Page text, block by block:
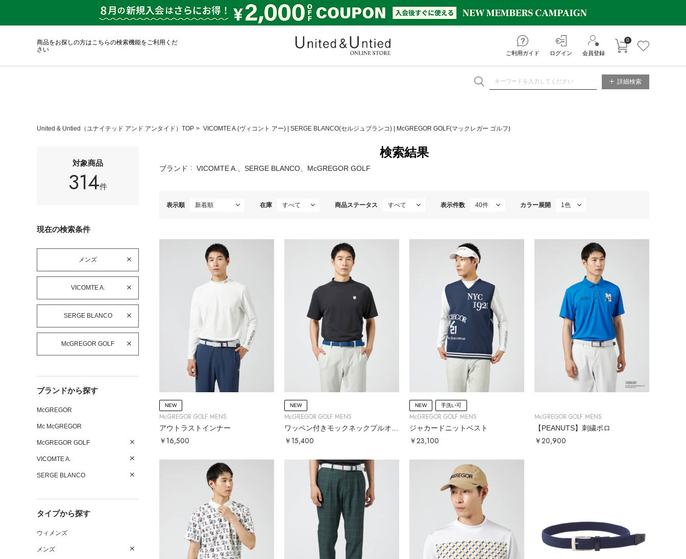
商品をお探しの方はこちらの検索機能をご利用くだ
さい
ご利用ガイド ログイン 会員登録
カートに入れる
0
詳細検索
United & Untied（ユナイテッド アンド アンタイド）TOP VICOMTE A.(ヴィコント アー) SERGE BLANCO(セルジュブランコ) McGREGOR GOLF(マックレガー ゴルフ)
対象商品
314件
現在の検索条件
メンズ
VICOMTE A.
SERGE BLANCO
McGREGOR GOLF
ブランドから探す
McGREGOR
Mc McGREGOR
McGREGOR GOLF
VICOMTE A.
SERGE BLANCO
タイプから探す
ウィメンズ
メンズ
検索結果
ブランド VICOMTE A.、SERGE BLANCO、McGREGOR GOLF
表示順 在庫 商品ステータス 表示件数 カラー展開
NEW
McGREGOR GOLF MENS
アウトラストインナー
￥16,500
NEW
McGREGOR GOLF MENS
￥15,400
NEW 手洗い可
McGREGOR GOLF MENS
ジャカードニットベスト
￥23,100
McGREGOR GOLF MENS
【PEANUTS】刺繍ポロ
￥20,900